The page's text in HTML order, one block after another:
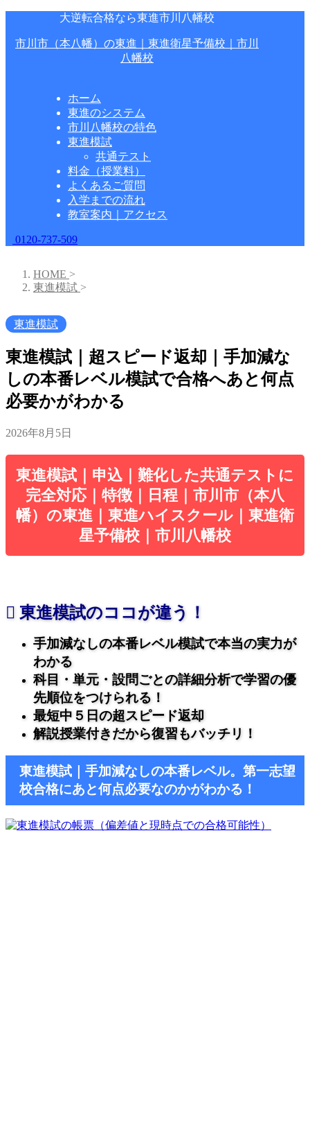
大逆転合格なら東進市川八幡校
市川市（本八幡）の東進｜東進衛星予備校｜市川
八幡校
ホーム
東進のシステム
市川八幡校の特色
東進模試
共通テスト
料金（授業料）
よくあるご質問
入学までの流れ
教室案内｜アクセス
0120-737-509
HOME >
東進模試 >
東進模試
東進模試｜超スピード返却｜手加減な
しの本番レベル模試で合格へあと何点
必要かがわかる
2026年8月5日
東進模試｜申込｜難化した共通テストに
完全対応｜特徴｜日程｜市川市（本八
幡）の東進｜東進ハイスクール｜東進衛
星予備校｜市川八幡校
東進模試のココが違う！
手加減なしの本番レベル模試で本当の実力が
わかる
科目・単元・設問ごとの詳細分析で学習の優
先順位をつけられる！
最短中５日の超スピード返却
解説授業付きだから復習もバッチリ！
東進模試｜手加減なしの本番レベル。第一志望
校合格にあと何点必要なのかがわかる！